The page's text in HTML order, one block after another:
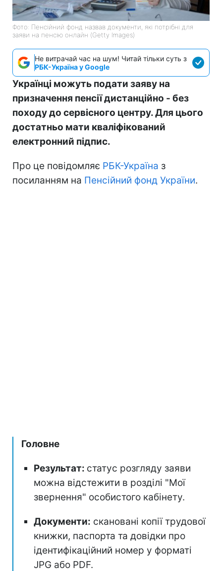
Фото: Пенсійний фонд назвав документи, які потрібні для
заяви на пенсію онлайн (Getty Images)
Не витрачай час на шум! Читай тільки суть з
РБК-Україна у Google
Українці можуть подати заяву на
призначення пенсії дистанційно - без
походу до сервісного центру. Для цього
достатньо мати кваліфікований
електронний підпис.
Про це повідомляє РБК-Україна з
посиланням на Пенсійний фонд України.
Головне
Результат: статус розгляду заяви
можна відстежити в розділі "Мої
звернення" особистого кабінету.
Документи: скановані копії трудової
книжки, паспорта та довідки про
ідентифікаційний номер у форматі
JPG або PDF.